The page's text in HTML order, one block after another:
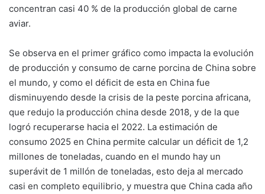
concentran casi 40 % de la producción global de carne
aviar.
Se observa en el primer gráfico como impacta la evolución
de producción y consumo de carne porcina de China sobre
el mundo, y como el déficit de esta en China fue
disminuyendo desde la crisis de la peste porcina africana,
que redujo la producción china desde 2018, y de la que
logró recuperarse hacia el 2022. La estimación de
consumo 2025 en China permite calcular un déficit de 1,2
millones de toneladas, cuando en el mundo hay un
superávit de 1 millón de toneladas, esto deja al mercado
casi en completo equilibrio, y muestra que China cada año